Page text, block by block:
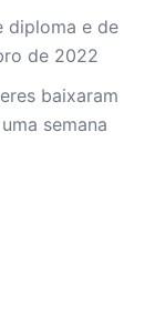
diploma e de
de 2022
baixaram
semana